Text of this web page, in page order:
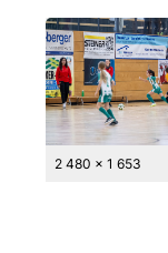
2 480 x 1 653